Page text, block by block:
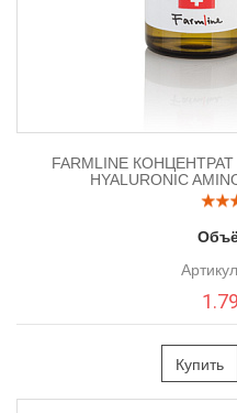
FARMLINE
HYALURONIC
Купить